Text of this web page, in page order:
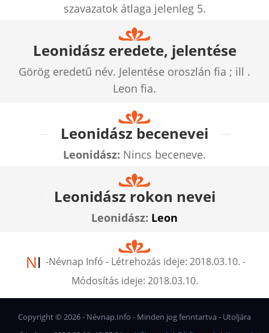
szavazatok átlaga jelenleg 5.
Leonidász eredete, jelentése
Görög eredetű név. Jelentése oroszlán fia ; ill .
Leon fia.
Leonidász becenevei
Leonidász: Nincs beceneve.
Leonidász rokon nevei
Leonidász: Leon
-Névnap Infó - Létrehozás ideje: 2018.03.10. -
Módosítás ideje: 2018.03.10.
Copyright © 2026- Névnap.Info - Minden jog fenntartva - Utoljára